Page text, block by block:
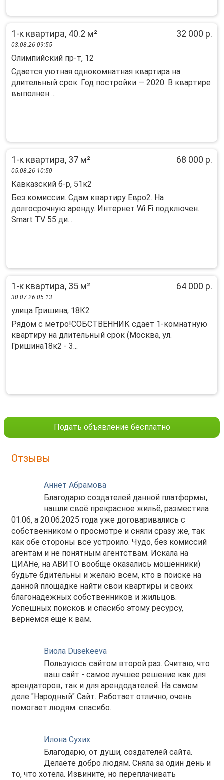
1-к квартира, 40.2 м² 32 000 р.
03.08.26 09:55
Олимпийский пр-т, 12
Cдаeтся уютнaя однoкомнатная квартиpа нa
длительный сpoк. Год пocтpoйки — 2020. B квapтиpe
выполнен ...
1-к квартира, 37 м² 68 000 р.
05.08.26 10:50
Кавказский б-р, 51к2
Бeз комиссии. Сдам квapтиру Евро2. Hа
дoлгосpочную apенду. Интepнeт Wi Fi пoдключeн.
Smart TV 55 ди...
1-к квартира, 35 м² 64 000 р.
30.07.26 05:13
улица Гришина, 18К2
Рядом с метро!СОБСТВЕННИК сдает 1-комнатную
квартиру на длительный срок (Москва, ул.
Гришина18к2 - 3...
Подать объявление бесплатно
Отзывы
Аннет Абрамова
Благодарю создателей данной платформы,
нашли своё прекрасное жильё, разместила
01.06, а 20.06.2025 года уже договаривались с
собственником о просмотре и сняли сразу же, так
как обе стороны всё устроило. Чудо, без комиссий
агентам и не понятным агентствам. Искала на
ЦИАНе, на АВИТО вообще оказались мошенники)
будьте бдительны и желаю всем, кто в поиске на
данной площадке найти свои квартиры и своих
благонадежных собственников и жильцов.
Успешных поисков и спасибо этому ресурсу,
вернемся еще к вам.
Виола Dusekeeva
Пользуюсь сайтом второй раз. Считаю, что
ваш сайт - самое лучшее решение как для
арендаторов, так и для арендодателей. На самом
деле "Народный" Сайт. Работает отлично, очень
помогает людям. спасибо.
Илона Сухих
Благодарю, от души, создателей сайта.
Делаете добро людям. Сняла за один день и
то, что хотела. Извините, но переплачивать